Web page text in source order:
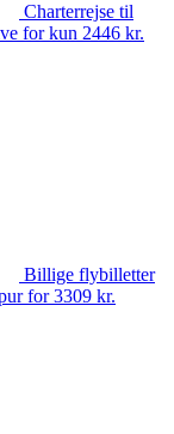
Charterrejse til
for kun 2446 kr.
Billige flybilletter
for 3309 kr.